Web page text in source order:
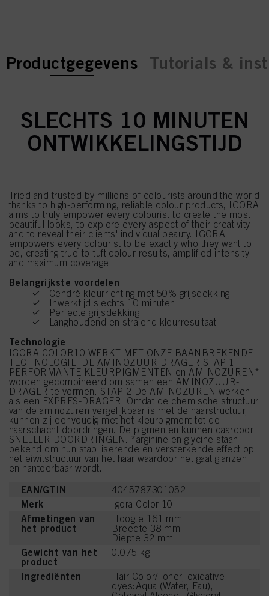
current tab:
current tab:
Productgegevens Tutorials &
SLECHTS 10 MINUTEN
ONTWIKKELINGSTIJD
Tried and trusted by millions of colourists around the world
thanks to high-performing, reliable colour products, IGORA
aims to truly empower every colourist to create the most
beautiful looks, to explore every aspect of their creativity
and to reveal their clients' individual beauty. IGORA
empowers every colourist to be exactly who they want to
be, creating true-to-tuft colour results, amplified intensity
and maximum coverage.
Belangrijkste voordelen
Cendré kleurrichting met 50% grijsdekking
Inwerktijd slechts 10 minuten
Perfecte grijsdekking
Langhoudend en stralend kleurresultaat
Technologie
IGORA COLOR10 WERKT MET ONZE BAANBREKENDE
TECHNOLOGIE: DE AMINOZUUR-DRAGER STAP 1
PERFORMANTE KLEURPIGMENTEN en AMINOZUREN*
worden gecombineerd om samen een AMINOZUUR-
DRAGER te vormen. STAP 2 De AMINOZUREN werken
als een EXPRES-DRAGER. Omdat de chemische structuur
van de aminozuren vergelijkbaar is met de haarstructuur,
kunnen zij eenvoudig met het kleurpigment tot de
haarschacht doordringen. De pigmenten kunnen daardoor
SNELLER DOORDRINGEN. *arginine en glycine staan
bekend om hun stabiliserende en versterkende effect op
het eiwitstructuur van het haar waardoor het gaat glanzen
en hanteerbaar wordt.
EAN/GTIN 4045787301052
Merk Igora Color 10
Afmetingen van
het product
Hoogte 161 mm
Breedte 38 mm
Diepte 32 mm
Gewicht van het
product
0.075 kg
Ingrediënten
Hair Color/Toner, oxidative
dyes:Aqua (Water, Eau),